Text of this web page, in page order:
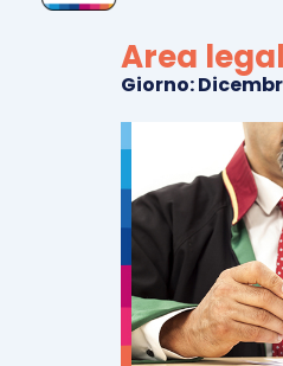
Area
Giorno: